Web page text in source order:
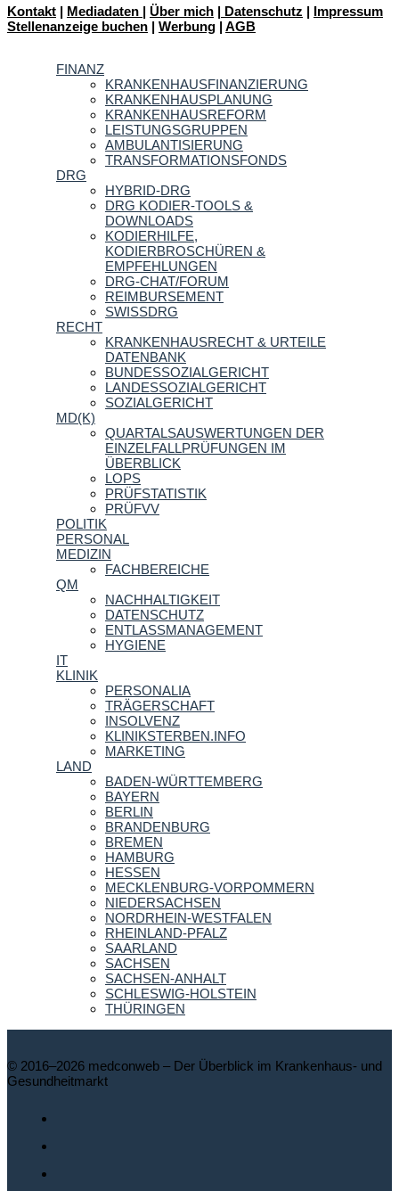
Kontakt | Mediadaten | Über mich | Datenschutz | Impressum
Stellenanzeige buchen | Werbung | AGB
FINANZ
KRANKENHAUSFINANZIERUNG
KRANKENHAUSPLANUNG
KRANKENHAUSREFORM
LEISTUNGSGRUPPEN
AMBULANTISIERUNG
TRANSFORMATIONSFONDS
DRG
HYBRID-DRG
DRG KODIER-TOOLS &
DOWNLOADS
KODIERHILFE,
KODIERBROSCHÜREN &
EMPFEHLUNGEN
DRG-CHAT/FORUM
REIMBURSEMENT
SWISSDRG
RECHT
KRANKENHAUSRECHT & URTEILE
DATENBANK
BUNDESSOZIALGERICHT
LANDESSOZIALGERICHT
SOZIALGERICHT
MD(K)
QUARTALSAUSWERTUNGEN DER
EINZELFALLPRÜFUNGEN IM
ÜBERBLICK
LOPS
PRÜFSTATISTIK
PRÜFVV
POLITIK
PERSONAL
MEDIZIN
FACHBEREICHE
QM
NACHHALTIGKEIT
DATENSCHUTZ
ENTLASSMANAGEMENT
HYGIENE
IT
KLINIK
PERSONALIA
TRÄGERSCHAFT
INSOLVENZ
KLINIKSTERBEN.INFO
MARKETING
LAND
BADEN-WÜRTTEMBERG
BAYERN
BERLIN
BRANDENBURG
BREMEN
HAMBURG
HESSEN
MECKLENBURG-VORPOMMERN
NIEDERSACHSEN
NORDRHEIN-WESTFALEN
RHEINLAND-PFALZ
SAARLAND
SACHSEN
SACHSEN-ANHALT
SCHLESWIG-HOLSTEIN
THÜRINGEN
© 2016–2026 medconweb – Der Überblick im Krankenhaus- und
Gesundheitmarkt